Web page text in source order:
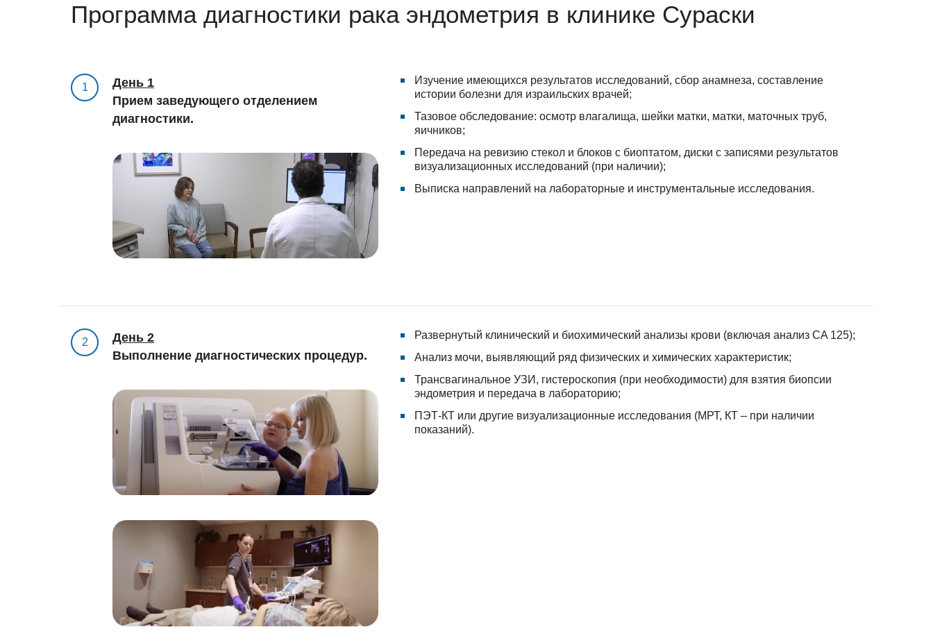
Программа диагностики рака эндометрия в клинике Сураски
1
День 1
Прием заведующего отделением
диагностики.
Изучение имеющихся результатов исследований, сбор анамнеза, составление
истории болезни для израильских врачей;
Тазовое обследование: осмотр влагалища, шейки матки, матки, маточных труб,
яичников;
Передача на ревизию стекол и блоков с биоптатом, диски с записями результатов
визуализационных исследований (при наличии);
Выписка направлений на лабораторные и инструментальные исследования.
2
День 2
Выполнение диагностических процедур.
Развернутый клинический и биохимический анализы крови (включая анализ CA 125);
Анализ мочи, выявляющий ряд физических и химических характеристик;
Трансвагинальное УЗИ, гистероскопия (при необходимости) для взятия биопсии
эндометрия и передача в лабораторию;
ПЭТ-КТ или другие визуализационные исследования (МРТ, КТ – при наличии
показаний).